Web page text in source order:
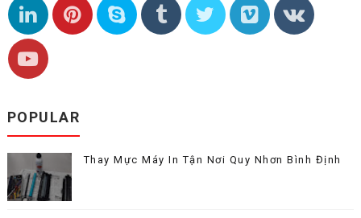
POPULAR
Thay Mực Máy In Tận Nơi Quy Nhơn Bình Định